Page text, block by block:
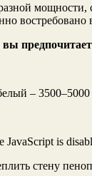
мощности,
востребовано
–
JavaScript is
стену